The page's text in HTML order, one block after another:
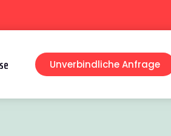
Unverbindliche Anfrage